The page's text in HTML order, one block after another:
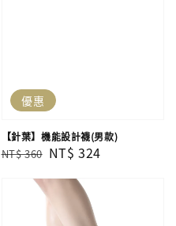
優惠
【針葉】機能設計襪(男款)
Regular
NT$ 360 Sale
NT$ 324